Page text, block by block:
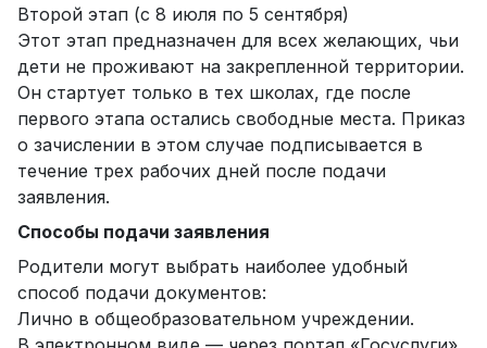
Второй этап (с 8 июля по 5 сентября)
Этот этап предназначен для всех желающих, чьи
дети не проживают на закрепленной территории.
Он стартует только в тех школах, где после
первого этапа остались свободные места. Приказ
о зачислении в этом случае подписывается в
течение трех рабочих дней после подачи
заявления.
Способы подачи заявления
Родители могут выбрать наиболее удобный
способ подачи документов:
Лично в общеобразовательном учреждении.